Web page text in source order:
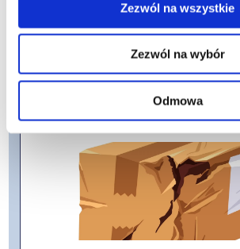
Zezwól na wszystkie
Zezwól na wybór
Odmowa
Wpisujesz w formularzu wymiary paczki,
kuriera, a po kilku dniach okazuje się, że
dopłatę. Powód? Błędnie zmierzone
pominięcie wystających elementów. To ...
30.07.2026
PORADY